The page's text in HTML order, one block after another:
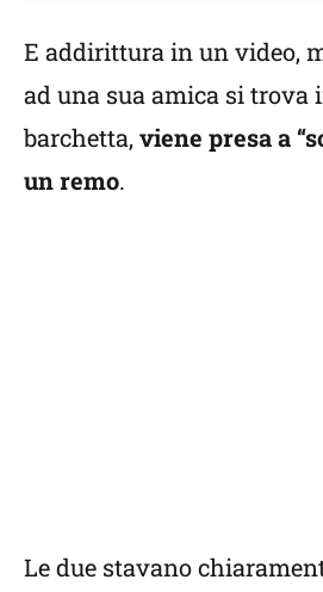
E addirittura in un video,
ad una sua amica si trova
barchetta, viene presa a
un remo.
Le due stavano